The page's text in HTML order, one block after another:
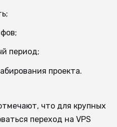
период;
проекта.
что для крупных
переход на VPS